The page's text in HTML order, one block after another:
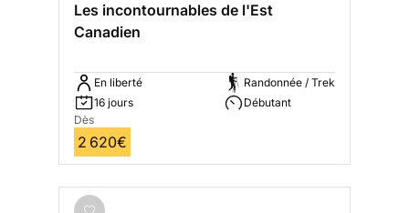
Les incontournables de l'Est
Canadien
En liberté
16 jours
Randonnée / Trek
Débutant
Dès
2 620€